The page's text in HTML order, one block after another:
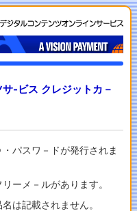
-ビス クレジットカ－
パスワ－ドが発行されま
ーメ－ルがあります。
は記載されません。